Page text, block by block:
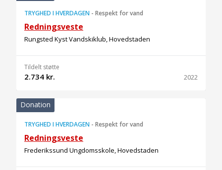
TRYGHED I HVERDAGEN - Respekt for vand
Redningsveste
Rungsted Kyst Vandskiklub, Hovedstaden
Tildelt støtte
2.734 kr. 2022
Donation
TRYGHED I HVERDAGEN - Respekt for vand
Redningsveste
Frederikssund Ungdomsskole, Hovedstaden